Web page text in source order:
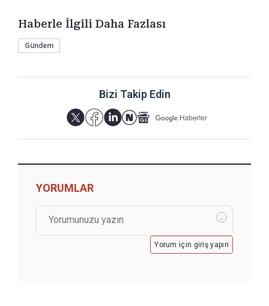
Haberle İlgili Daha Fazlası
Gündem
Bizi Takip Edin
YORUMLAR
Yorum için giriş yapın